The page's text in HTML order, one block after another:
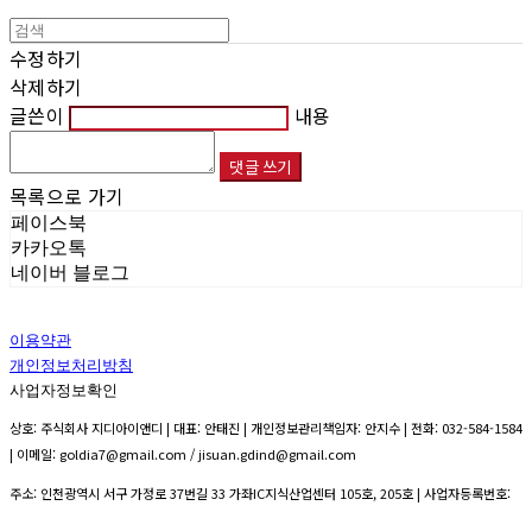
수정하기
삭제하기
글쓴이
내용
댓글 쓰기
목록으로 가기
페이스북
카카오톡
네이버 블로그
이용약관
개인정보처리방침
사업자정보확인
상호: 주식회사 지디아이앤디 | 대표: 안태진 | 개인정보관리책임자: 안지수 | 전화: 032-584-1584
| 이메일: goldia7@gmail.com / jisuan.gdind@gmail.com
주소: 인천광역시 서구 가정로 37번길 33 가좌IC지식산업센터 105호, 205호 | 사업자등록번호: